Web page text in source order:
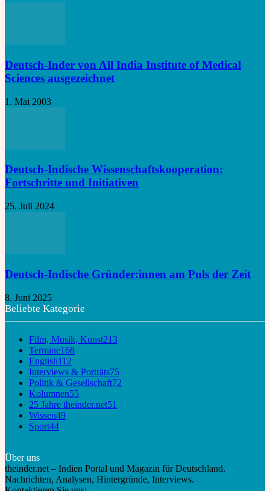
Deutsch-Inder von All India Institute of Medical
Sciences ausgezeichnet
1. Mai 2003
Deutsch-Indische Wissenschaftskooperation:
Fortschritte und Initiativen
25. Juli 2024
Deutsch-Indische Gründer:innen am Puls der Zeit
8. Juni 2025
Beliebte Kategorie
Film, Musik, Kunst213
Termine168
English112
Interviews & Porträts75
Politik & Gesellschaft72
Kolumnen55
25 Jahre theinder.net51
Wissen49
Sport44
Über uns
theinder.net – Indien Portal und Magazin für Deutschland.
Nachrichten, Analysen, Hintergründe, Interviews.